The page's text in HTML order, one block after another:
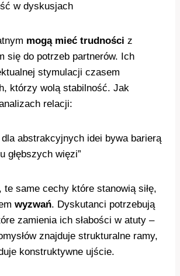
w dyskusjach
mogą mieć trudności z
się do potrzeb partnerów. Ich
stymulacji czasem
którzy wolą stabilność. Jak
relacji:
dla abstrakcyjnych idei bywa barierą
głębszych więzi”
te same cechy które stanowią siłę,
wyzwań. Dyskutanci potrzebują
zamienia ich słabości w atuty –
znajduje strukturalne ramy,
konstruktywne ujście.